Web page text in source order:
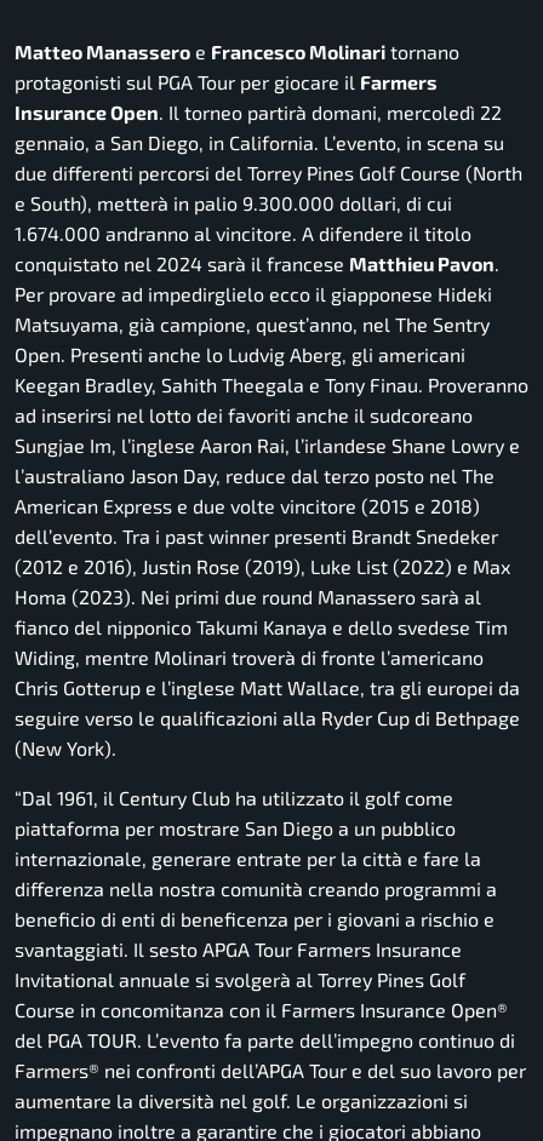
Matteo Manassero e Francesco Molinari tornano
protagonisti sul PGA Tour per giocare il Farmers
Insurance Open. Il torneo partirà domani, mercoledì 22
gennaio, a San Diego, in California. L’evento, in scena su
due differenti percorsi del Torrey Pines Golf Course (North
e South), metterà in palio 9.300.000 dollari, di cui
1.674.000 andranno al vincitore. A difendere il titolo
conquistato nel 2024 sarà il francese Matthieu Pavon.
Per provare ad impedirglielo ecco il giapponese Hideki
Matsuyama, già campione, quest’anno, nel The Sentry
Open. Presenti anche lo Ludvig Aberg, gli americani
Keegan Bradley, Sahith Theegala e Tony Finau. Proveranno
ad inserirsi nel lotto dei favoriti anche il sudcoreano
Sungjae Im, l’inglese Aaron Rai, l’irlandese Shane Lowry e
l’australiano Jason Day, reduce dal terzo posto nel The
American Express e due volte vincitore (2015 e 2018)
dell’evento. Tra i past winner presenti Brandt Snedeker
(2012 e 2016), Justin Rose (2019), Luke List (2022) e Max
Homa (2023). Nei primi due round Manassero sarà al
fianco del nipponico Takumi Kanaya e dello svedese Tim
Widing, mentre Molinari troverà di fronte l’americano
Chris Gotterup e l’inglese Matt Wallace, tra gli europei da
seguire verso le qualificazioni alla Ryder Cup di Bethpage
(New York).
“Dal 1961, il Century Club ha utilizzato il golf come
piattaforma per mostrare San Diego a un pubblico
internazionale, generare entrate per la città e fare la
differenza nella nostra comunità creando programmi a
beneficio di enti di beneficenza per i giovani a rischio e
svantaggiati. Il sesto APGA Tour Farmers Insurance
Invitational annuale si svolgerà al Torrey Pines Golf
Course in concomitanza con il Farmers Insurance Open®
del PGA TOUR. L’evento fa parte dell’impegno continuo di
Farmers® nei confronti dell’APGA Tour e del suo lavoro per
aumentare la diversità nel golf. Le organizzazioni si
impegnano inoltre a garantire che i giocatori abbiano